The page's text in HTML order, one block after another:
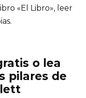
«El Libro», leer
o lea
pilares de